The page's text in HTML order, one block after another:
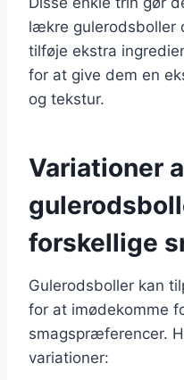
lækre gulerodsboller
tilføje ekstra
for at give dem en
og tekstur.
Variationer
forskellige
Gulerodsboller kan
for at imødekomme
smagspræferencer.
variationer: